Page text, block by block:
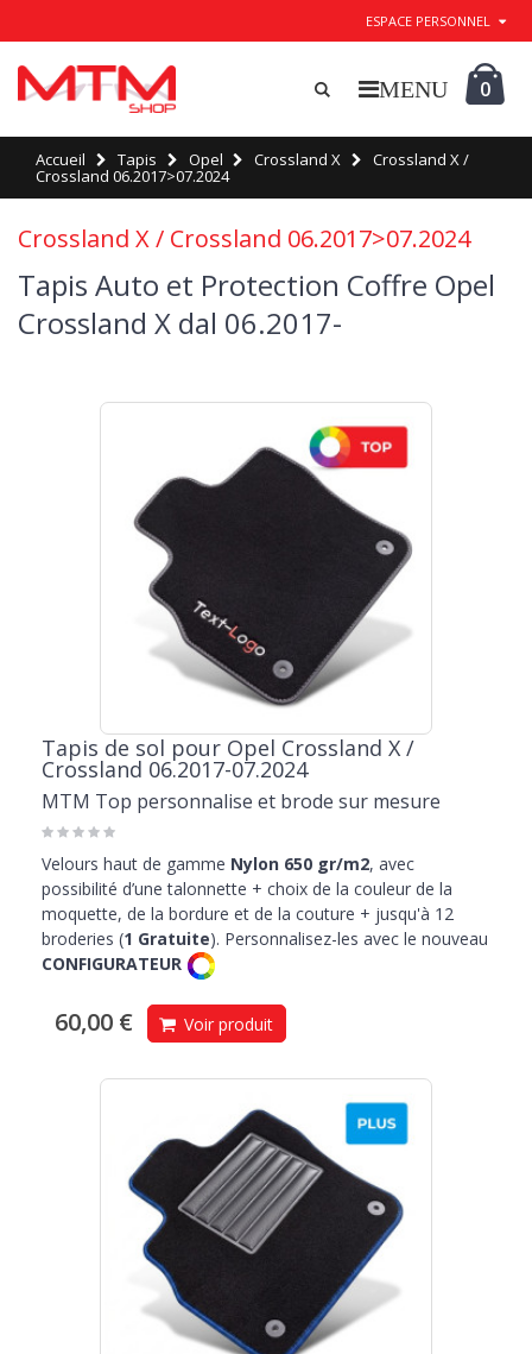
ESPACE PERSONNEL
0
Accueil Tapis Opel Crossland X Crossland X /
Crossland 06.2017>07.2024
Crossland X / Crossland 06.2017>07.2024
Tapis Auto et Protection Coffre Opel
Crossland X dal 06.2017-
Tapis de sol pour Opel Crossland X /
Crossland 06.2017-07.2024
MTM Top personnalise et brode sur mesure
Velours haut de gamme Nylon 650 gr/m2, avec
possibilité d’une talonnette + choix de la couleur de la
moquette, de la bordure et de la couture + jusqu'à 12
broderies (1 Gratuite). Personnalisez-les avec le nouveau
CONFIGURATEUR
60,00 € Voir produit